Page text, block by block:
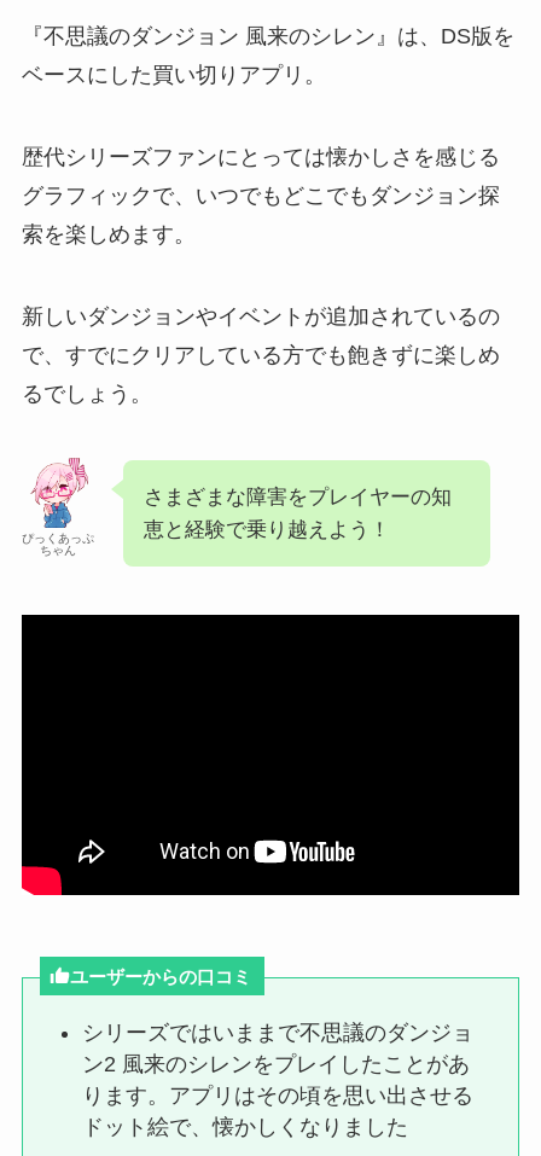
『不思議のダンジョン 風来のシレン』は、DS版を
ベースにした買い切りアプリ。
歴代シリーズファンにとっては懐かしさを感じる
グラフィックで、いつでもどこでもダンジョン探
索を楽しめます。
新しいダンジョンやイベントが追加されているの
で、すでにクリアしている方でも飽きずに楽しめ
るでしょう。
ぴっくあっぷ
ちゃん
さまざまな障害をプレイヤーの知
恵と経験で乗り越えよう！
ユーザーからの口コミ
シリーズではいままで不思議のダンジョ
ン2 風来のシレンをプレイしたことがあ
ります。アプリはその頃を思い出させる
ドット絵で、懐かしくなりました